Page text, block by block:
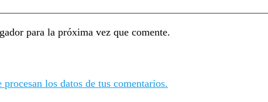
para la próxima vez que comente.
procesan los datos de tus comentarios.